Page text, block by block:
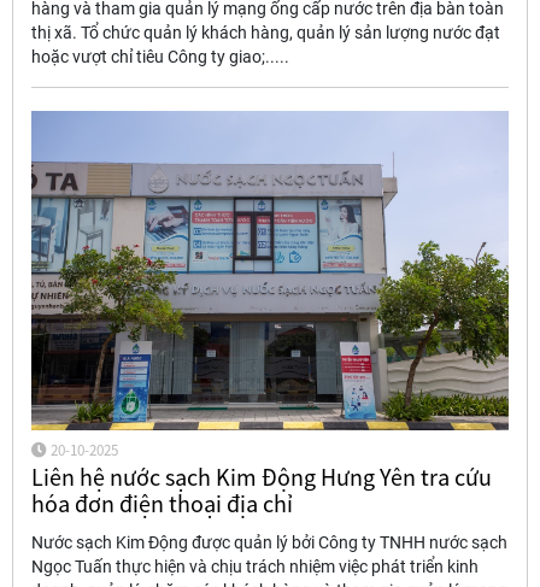
hàng và tham gia quản lý mạng ống cấp nước trên địa bàn toàn
thị xã. Tổ chức quản lý khách hàng, quản lý sản lượng nước đạt
hoặc vượt chỉ tiêu Công ty giao;.....
20-10-2025
Liên hệ nước sạch Kim Động Hưng Yên tra cứu
hóa đơn điện thoại địa chỉ
Nước sạch Kim Động được quản lý bởi Công ty TNHH nước sạch
Ngọc Tuấn thực hiện và chịu trách nhiệm việc phát triển kinh